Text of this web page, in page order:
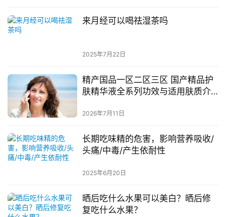
来月经可以喝祛湿茶吗
2025年7月22日
精产国品一区二区三区 国产精品护
肤精华液全系列功效与适用肤质介
2026年7月11日
长期吃味精的危害，影响营养吸收/
头痛/中毒/产生依耐性
2025年6月20日
晒后吃什么水果可以美白？晒后修
复吃什么水果？